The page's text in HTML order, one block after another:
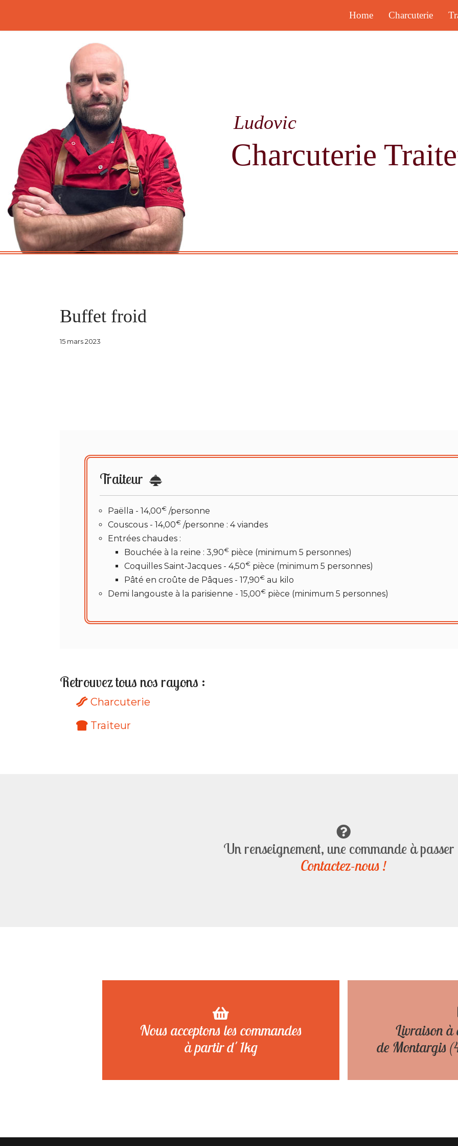
Home Charcuterie
Ludovic
Charcuterie
Buffet froid
15 mars 2023
Traiteur
Paëlla - 14,00€ /personne
Couscous - 14,00€ /personne : 4 viandes
Entrées chaudes :
Bouchée à la reine : 3,90€ pièce (minimum 5 personnes)
Coquilles Saint-Jacques - 4,50€ pièce (minimum 5 personnes)
Pâté en croûte de Pâques - 17,90€ au kilo
Demi langouste à la parisienne - 15,00€ pièce (minimum 5 personnes)
Retrouvez tous nos rayons :
Charcuterie
Traiteur
Un renseignement, une commande à passer
Contactez-nous !
Nous acceptons les commandes
à partir d' 1kg
Livraison à
de Montargis